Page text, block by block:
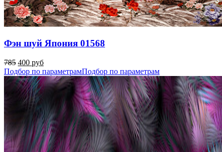
Фэн шуй Япония 01568
785 400 руб
Подбор по параметрамПодбор по параметрам